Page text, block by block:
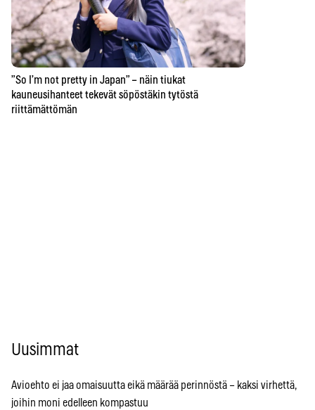
”So I’m not pretty in Japan” – näin tiukat
kauneusihanteet tekevät söpöstäkin tytöstä
riittämättömän
Uusimmat
Avioehto ei jaa omaisuutta eikä määrää perinnöstä – kaksi virhettä,
joihin moni edelleen kompastuu